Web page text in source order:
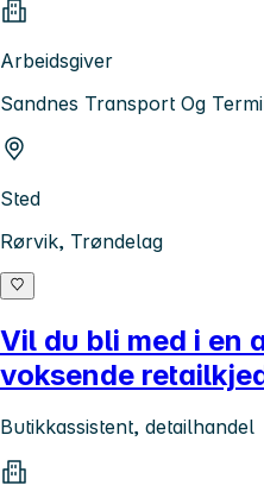
Arbeidsgiver
Sandnes Transport Og
Sted
Rørvik, Trøndelag
Vil du bli med i en
voksende
Butikkassistent, detailhandel